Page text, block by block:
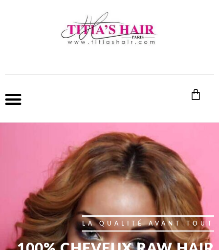
LA QUALITÉ AVANT TOUT